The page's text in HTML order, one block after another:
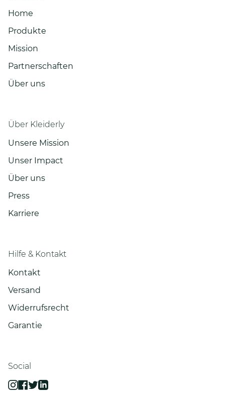
Home
Produkte
Mission
Partnerschaften
Über uns
Über Kleiderly
Unsere Mission
Unser Impact
Über uns
Press
Karriere
Hilfe & Kontakt
Kontakt
Versand
Widerrufsrecht
Garantie
Social
Instagram
Facebook
TwitterLinkedin